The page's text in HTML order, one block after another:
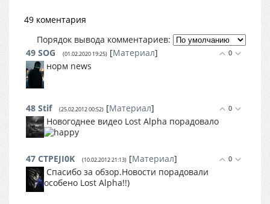
49 коментария
Порядок вывода комментариев:
0
49 SOG (01.02.2020 19:25) [Материал]
норм news
0
48 Stif (25.02.2012 00:52) [Материал]
Новогоднее видео Lost Alpha порадовало
0
47 CTPEJI0K (10.02.2012 21:13) [Материал]
Спасибо за обзор.Новости порадовали
особено Lost Alpha!!)